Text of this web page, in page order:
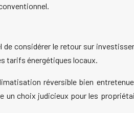
considérer le retour sur
tarifs énergétiques locaux.
réversible bien
choix judicieux pour les